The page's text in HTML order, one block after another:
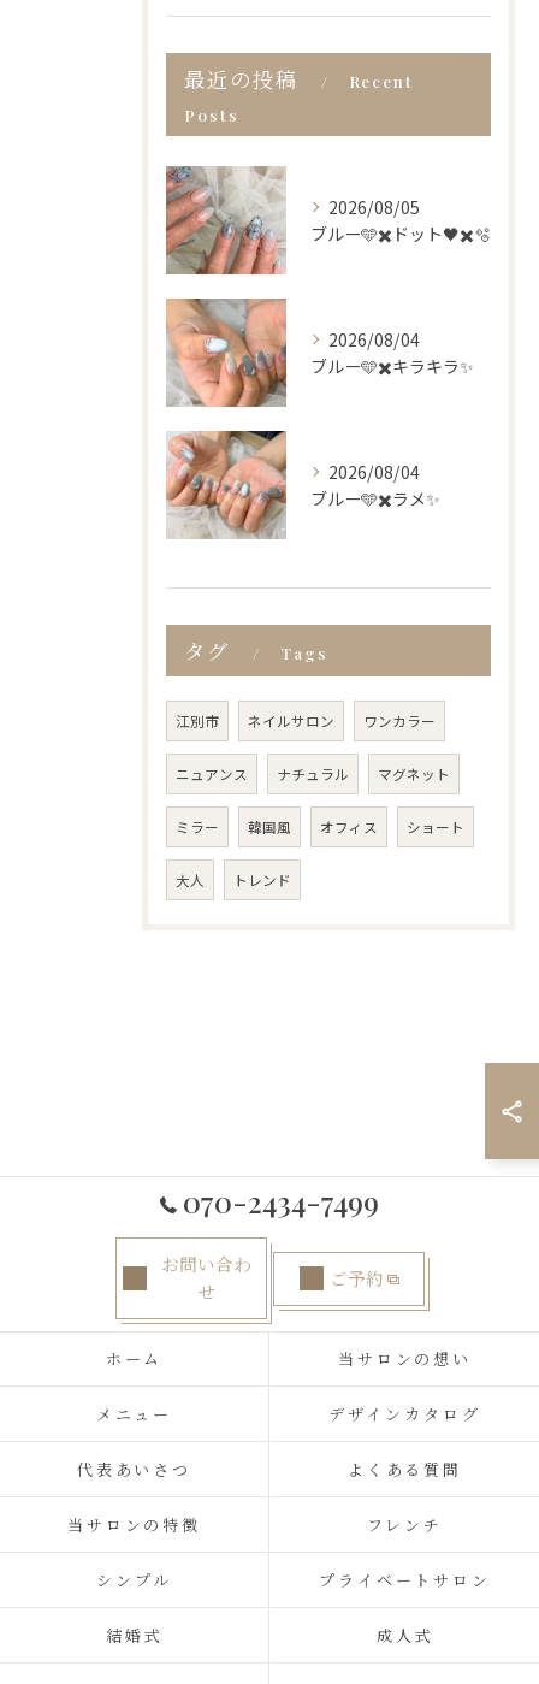
最近の投稿
Recent
Posts
2026/08/05
ブルー🩵✖️ドット🖤✖️🫧
2026/08/04
ブルー🩵✖️キラキラ✨
2026/08/04
ブルー🩵✖️ラメ✨
タグ Tags
江別市 ネイルサロン ワンカラー
ニュアンス ナチュラル マグネット
ミラー 韓国風 オフィス ショート
大人 トレンド
070-2434-7499
お問い合わ
せ
ご予約
ホーム 当サロンの想い
メニュー デザインカタログ
代表あいさつ よくある質問
当サロンの特徴 フレンチ
シンプル プライベートサロン
結婚式 成人式